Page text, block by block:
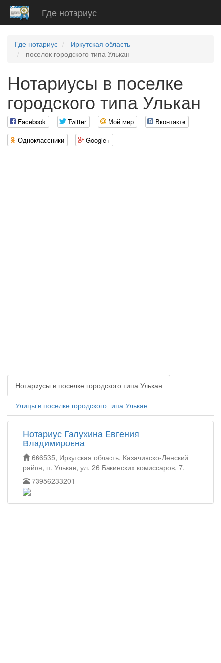
Где нотариус
Где нотариус
Иркутская область
поселок городского типа Улькан
Нотариусы в поселке
городского типа Улькан
Facebook Twitter Мой мир
Вконтакте
Одноклассники
Google+
Нотариусы в поселке городского типа Улькан
Улицы в поселке городского типа Улькан
Нотариус Галухина Евгения
Владимировна
666535, Иркутская область, Казачинско-Ленский
район, п. Улькан, ул. 26 Бакинских комиссаров, 7.
73956233201